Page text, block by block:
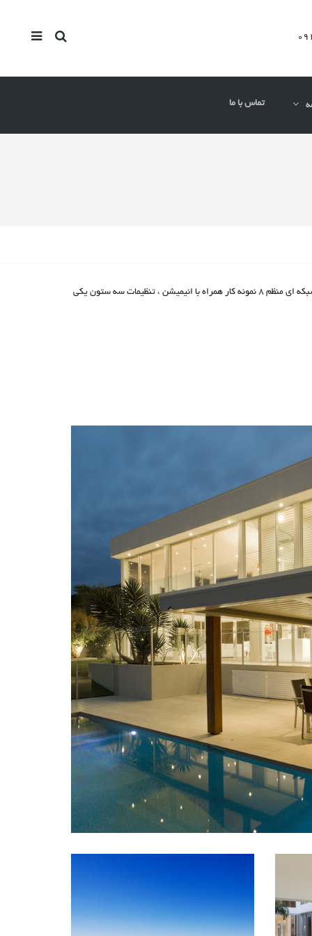
تماس با ما
این فقط یک نمونه از صفحه گالری های موجود است . در قالب ما شما می توانید از بین 14 طرح شبکه ای متنوع تمام عرض یا لایه بندی جعبه ای ، فاصله دار یا شبکه ای منظم 8 نمونه کار همراه با انیمیشن ، تنظیمات سه ستون یکی
VIEW MORE
خانه خانوادگی
میلان ، ایتالیا